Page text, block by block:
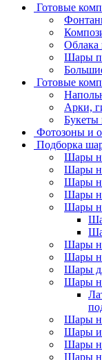
Готовые
Облака
Шары
Готовые
Арки,
Букеты
Фотозоны и
Подборка
Шары
Шары
Шары
Шары
Шары
Шары
Шары
Шары
Шары
Шары
Шары и
Шары
Шары